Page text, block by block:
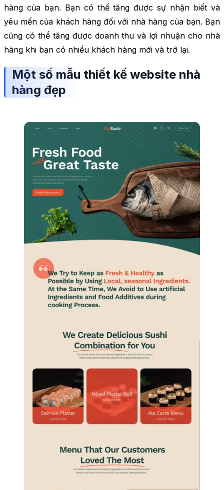
hàng của bạn. Bạn có thể tăng được sự nhận biết và
yêu mến của khách hàng đối với nhà hàng của bạn. Bạn
cũng có thể tăng được doanh thu và lợi nhuận cho nhà
hàng khi bạn có nhiều khách hàng mới và trở lại.
Một số mẫu thiết kế website nhà
hàng đẹp